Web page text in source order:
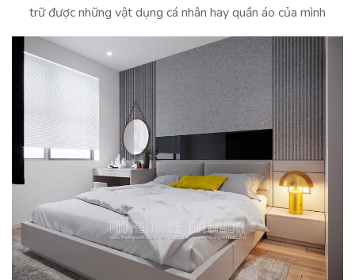
trữ được những vật dụng cá nhân hay quần áo của mình